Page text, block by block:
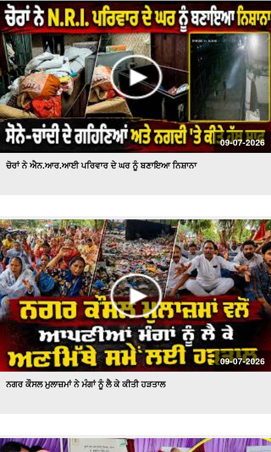
09-07-2026
ਚੋਰਾਂ ਨੇ ਐਨ.ਆਰ.ਆਈ ਪਰਿਵਾਰ ਦੇ ਘਰ ਨੂੰ ਬਣਾਇਆ ਨਿਸ਼ਾਨਾ
09-07-2026
ਨਗਰ ਕੌਸਲ ਮੁਲਾਜ਼ਮਾਂ ਨੇ ਮੰਗਾਂ ਨੂੰ ਲੈ ਕੇ ਕੀਤੀ ਹੜਤਾਲ